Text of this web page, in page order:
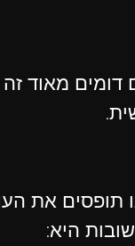
מאוד זה
תופסים את
היא: